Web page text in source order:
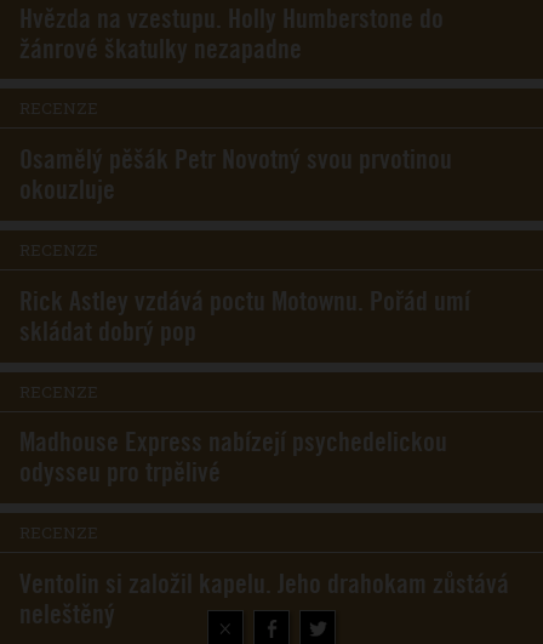
×
Hvězda na vzestupu. Holly Humberstone do
žánrové škatulky nezapadne
RECENZE
Osamělý pěšák Petr Novotný svou prvotinou
okouzluje
RECENZE
Rick Astley vzdává poctu Motownu. Pořád umí
skládat dobrý pop
RECENZE
Madhouse Express nabízejí psychedelickou
odysseu pro trpělivé
RECENZE
Ventolin si založil kapelu. Jeho drahokam zůstává
neleštěný